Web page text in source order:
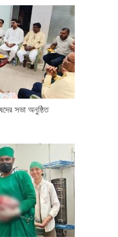
সভা অনুষ্ঠিত